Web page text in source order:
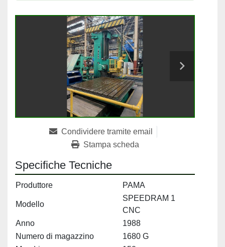
Condividere tramite email
Stampa scheda
Specifiche Tecniche
Produttore PAMA
Modello
SPEEDRAM 1
CNC
Anno
1988
Numero di magazzino
1680 G